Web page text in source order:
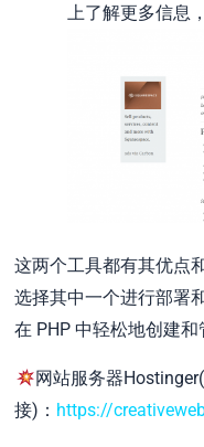
上了解更多信息
这两个工具都有其优点
选择其中一个进行部署
在 PHP 中轻松地创建和
网站服务器
接)： https://